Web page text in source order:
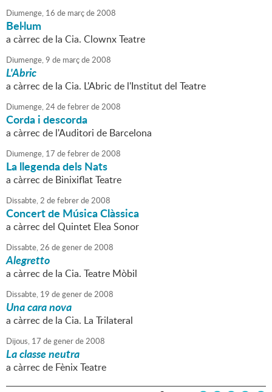
Diumenge, 16 de marçde2008
Bel·lum
a càrrec de la Cia. Clownx Teatre
Diumenge,9 de marçde2008
L'Abric
a càrrec de la Cia. L'Abric de l'Institut del Teatre
Diumenge,24defebrerde2008
Corda i descorda
a càrrec de l'Auditori de Barcelona
Diumenge, 17 defebrerde2008
La llegenda dels Nats
a càrrec de Binixiflat Teatre
Dissabte,2 defebrerde2008
Concert de Música Clàssica
a càrrec del Quintet Elea Sonor
Dissabte,26 degenerde2008
Alegretto
a càrrec de la Cia. Teatre Mòbil
Dissabte, 19 degenerde2008
Una cara nova
a càrrec de la Cia. La Trilateral
Dijous, 17 degenerde2008
La classe neutra
a càrrec de Fènix Teatre